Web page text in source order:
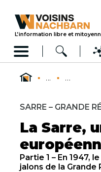
L’information libre et
... ...
SARRE – GRANDE
La Sarre,
Partie 1 – En 1947,
jalons de la Grande